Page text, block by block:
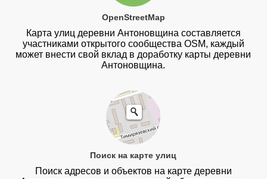
OpenStreetMap
Карта улиц деревни Антоновщина составляется
участниками открытого сообщества OSM, каждый
может внести свой вклад в доработку карты деревни
Антоновщина.
Поиск на карте улиц
Поиск адресов и объектов на карте деревни